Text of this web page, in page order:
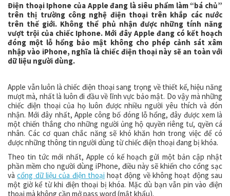
Điện thoại Iphone của Apple đang là siêu phẩm làm “bá chủ”
trên thị trường công nghệ điện thoại trên khắp các nước
trên thế giới. Không thể phủ nhận được những tính năng
vượt trội của chiếc Iphone. Mới đây Apple đang có kết hoạch
đóng một lỗ hổng bảo mật không cho phép cảnh sát xâm
nhập vào iPhone, nghĩa là chiếc điện thoại này sẽ an toàn với
dữ liệu người dùng.
Apple vẫn luôn là chiếc điện thoại sang trọng về thiết kế, hiệu năng
mượt mà, nhất là luôn đi đầu về lĩnh vực bảo mật. Do vậy mà những
chiếc điện thoại của họ luôn được nhiều người yêu thích và đón
nhận. Mới đây nhất, Apple công bố đóng lỗ hổng, đây được xem là
một chiến thắng cho những người ủng hộ quyền riêng tư, qyền cá
nhân. Các cơ quan chắc năng sẽ khó khăn hơn trong việc để có
được những thông tin người dùng từ chiếc điện thoại đang bị khóa.
Theo tin tức mới nhất, Apple có kế hoạch gửi một bản cập nhật
phần mềm cho người dùng iPhone, điều này sẽ khiến cho cổng sạc
vàcổng dữ liệu của điện thoại hoạt động về không hoạt động sau
một giờ kể từ khi điện thoại bị khóa. Mặc dù bạn vẫn pin vào điện
thoại mà không cần mở pass word (mật khẩu).